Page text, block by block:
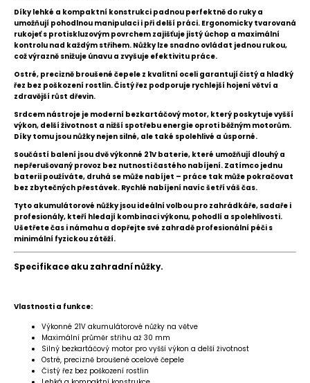
Díky lehké a kompaktní konstrukci padnou perfektně do ruky a
umožňují pohodlnou manipulaci i při delší práci. Ergonomicky tvarovaná
rukojeť s protiskluzovým povrchem zajišťuje jistý úchop a maximální
kontrolu nad každým střihem. Nůžky lze snadno ovládat jednou rukou,
což výrazně snižuje únavu a zvyšuje efektivitu práce.
Ostré, precizně broušené čepele z kvalitní oceli garantují čistý a hladký
řez bez poškození rostlin. Čistý řez podporuje rychlejší hojení větví a
zdravější růst dřevin.
Srdcem nástroje je moderní bezkartáčový motor, který poskytuje vyšší
výkon, delší životnost a nižší spotřebu energie oproti běžným motorům.
Díky tomu jsou nůžky nejen silné, ale také spolehlivé a úsporné.
Součástí balení jsou dvě výkonné 21V baterie, které umožňují dlouhý a
nepřerušovaný provoz bez nutnosti častého nabíjení. Zatímco jednu
baterii používáte, druhá se může nabíjet – práce tak může pokračovat
bez zbytečných přestávek. Rychlé nabíjení navíc šetří váš čas.
Tyto akumulátorové nůžky jsou ideální volbou pro zahrádkáře, sadaře i
profesionály, kteří hledají kombinaci výkonu, pohodlí a spolehlivosti.
Ušetřete čas i námahu a dopřejte své zahradě profesionální péči s
minimální fyzickou zátěží.
Specifikace aku zahradní nůžky.
Vlastnosti a funkce:
Výkonné 21V akumulátorové nůžky na větve
Maximální průměr střihu až 30 mm
Silný bezkartáčový motor pro vyšší výkon a delší životnost
Ostré, precizně broušené ocelové čepele
Čistý řez bez poškození rostlin